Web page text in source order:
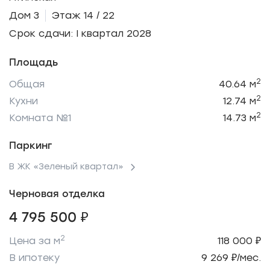
Дом 3
Этаж 14 / 22
Срок сдачи: I квартал 2028
Площадь
Общая
40.64 м2
Кухни 12.74 м2
Комната №1 14.73 м2
Паркинг
В ЖК «Зеленый квартал»
Черновая отделка
4 795 500 ₽
Цена за м2
118 000 ₽
В ипотеку
9 269 ₽/мес.